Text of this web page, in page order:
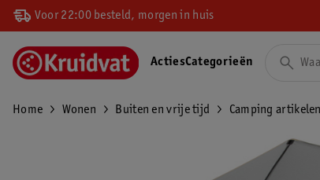
Voor 22:00 besteld, morgen in huis
ActiesCategorieën
Home Wonen Buiten en vrije tijd Camping artikelen